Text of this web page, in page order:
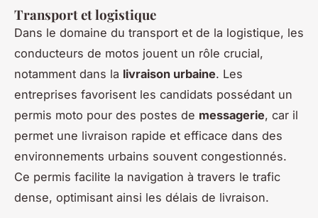
Transport et logistique
Dans le domaine du transport et de la logistique, les
conducteurs de motos jouent un rôle crucial,
notamment dans la livraison urbaine. Les
entreprises favorisent les candidats possédant un
permis moto pour des postes de messagerie, car il
permet une livraison rapide et efficace dans des
environnements urbains souvent congestionnés.
Ce permis facilite la navigation à travers le trafic
dense, optimisant ainsi les délais de livraison.